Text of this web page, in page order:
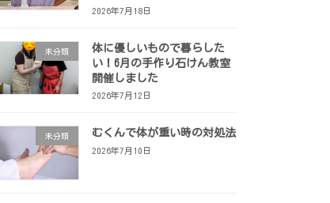
2026年7月18日
未分類
体に優しいもので暮らした
い！6月の手作り石けん教室
開催しました
2026年7月12日
未分類 むくんで体が重い時の対処法
2026年7月10日